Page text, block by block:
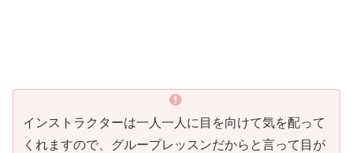
インストラクターは一人一人に目を向けて気を配って
くれますので、グループレッスンだからと言って目が